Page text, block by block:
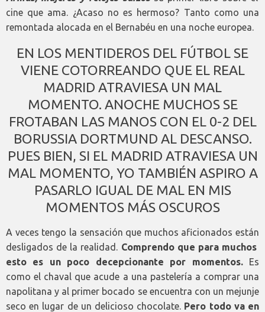
cine que ama. ¿Acaso no es hermoso? Tanto como una
remontada alocada en el Bernabéu en una noche europea.
EN LOS MENTIDEROS DEL FÚTBOL SE
VIENE COTORREANDO QUE EL REAL
MADRID ATRAVIESA UN MAL
MOMENTO. ANOCHE MUCHOS SE
FROTABAN LAS MANOS CON EL 0-2 DEL
BORUSSIA DORTMUND AL DESCANSO.
PUES BIEN, SI EL MADRID ATRAVIESA UN
MAL MOMENTO, YO TAMBIÉN ASPIRO A
PASARLO IGUAL DE MAL EN MIS
MOMENTOS MÁS OSCUROS
A veces tengo la sensación que muchos aficionados están
desligados de la realidad. Comprendo que para muchos
esto es un poco decepcionante por momentos.Es
como el chaval que acude a una pastelería a comprar una
napolitana y al primer bocado se encuentra con un mejunje
seco en lugar de un delicioso chocolate. Pero todo va en